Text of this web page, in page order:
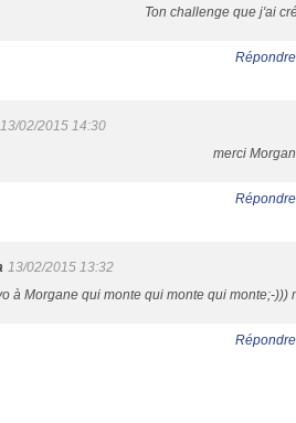
Ton challenge que j'ai
Répondre
13/02/2015 14:30
merci
Répondre
13/02/2015 13:32
à Morgane qui monte qui monte qui monte;-
Répondre